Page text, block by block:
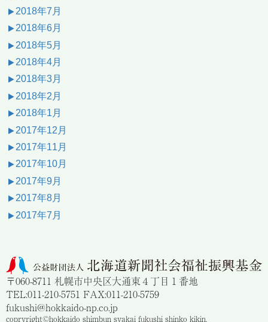
2018年7月
2018年6月
2018年5月
2018年4月
2018年3月
2018年2月
2018年1月
2017年12月
2017年11月
2017年10月
2017年9月
2017年8月
2017年7月
〒060-8711 札幌市中央区大通東４丁目１番地
TEL:011-210-5751 FAX:011-210-5759
fukushi@hokkaido-np.co.jp
copryright©hokkaido shimbun syakai fukushi shinko kikin.